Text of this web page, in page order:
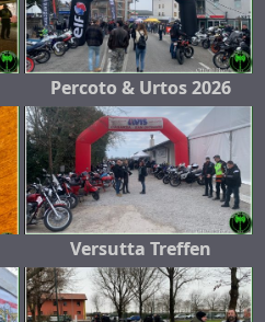
Percoto & Urtos 2026
Versutta Treffen